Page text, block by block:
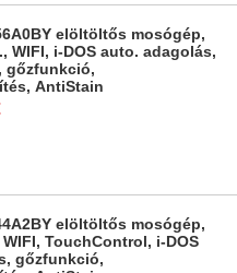
elöltöltős mosógép,
WIFI, i-DOS auto. adagolás,
gőzfunkció,
AntiStain
elöltöltős mosógép,
TouchControl, i-DOS
gőzfunkció,